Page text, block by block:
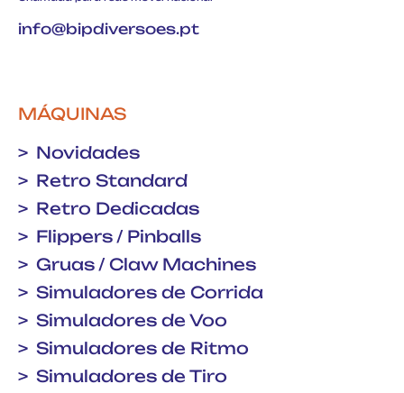
info@bipdiversoes.pt
MÁQUINAS
Novidades
Retro Standard
Retro Dedicadas
Flippers / Pinballs
Gruas / Claw Machines
Simuladores de Corrida
Simuladores de Voo
Simuladores de Ritmo
Simuladores de Tiro